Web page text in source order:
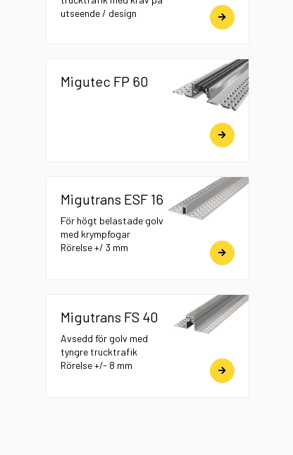
utseende / design
Migutec FP 60
Migutrans ESF 16
För högt belastade golv
med krympfogar
Rörelse +/ 3 mm
Migutrans FS 40
Avsedd för golv med
tyngre trucktrafik
Rörelse +/- 8 mm